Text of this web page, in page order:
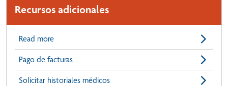
Recursos adicionales
Read more
Pago de facturas
Solicitar historiales médicos